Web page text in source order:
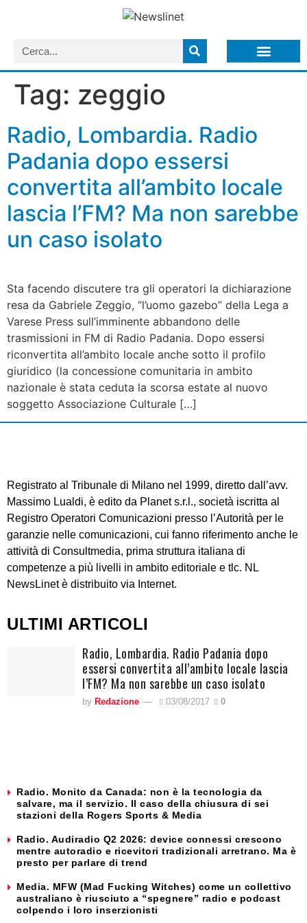
Tag: zeggio
Radio, Lombardia. Radio
Padania dopo essersi
convertita all’ambito locale
lascia l’FM? Ma non sarebbe
un caso isolato
Sta facendo discutere tra gli operatori la dichiarazione
resa da Gabriele Zeggio, “l’uomo gazebo” della Lega a
Varese Press sull’imminente abbandono delle
trasmissioni in FM di Radio Padania. Dopo essersi
riconvertita all’ambito locale anche sotto il profilo
giuridico (la concessione comunitaria in ambito
nazionale è stata ceduta la scorsa estate al nuovo
soggetto Associazione Culturale […]
Registrato al Tribunale di Milano nel 1999, diretto dall’avv.
Massimo Lualdi, è edito da Planet s.r.l., società iscritta al
Registro Operatori Comunicazioni presso l’Autorità per le
garanzie nelle comunicazioni, cui fanno riferimento anche le
attività di Consultmedia, prima struttura italiana di
competenze a più livelli in ambito editoriale e tlc. NL
NewsLinet è distribuito via Internet.
ULTIMI ARTICOLI
Radio, Lombardia. Radio Padania dopo
essersi convertita all’ambito locale lascia
l’FM? Ma non sarebbe un caso isolato
by Redazione 03/08/2017 0
Radio. Monito da Canada: non è la tecnologia da
salvare, ma il servizio. Il caso della chiusura di sei
stazioni della Rogers Sports & Media
Radio. Audiradio Q2 2026: device connessi crescono
mentre autoradio e ricevitori tradizionali arretrano. Ma è
presto per parlare di trend
Media. MFW (Mad Fucking Witches) come un collettivo
australiano è riusciuto a “spegnere” radio e podcast
colpendo i loro inserzionisti